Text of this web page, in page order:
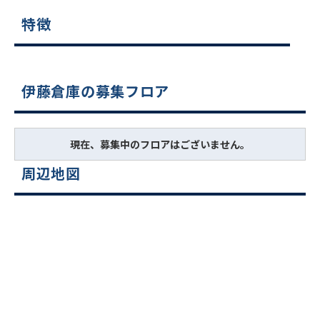
特徴
伊藤倉庫の募集フロア
現在、募集中のフロアはございません。
周辺地図